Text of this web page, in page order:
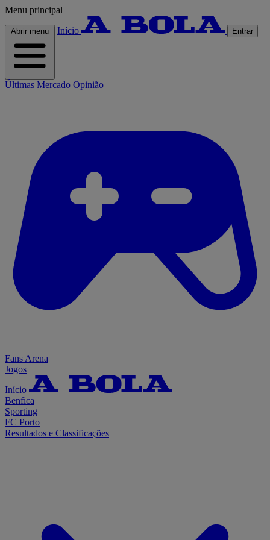
Menu principal
Abrir menu Início Entrar
Últimas Mercado Opinião
Fans Arena
Jogos
Início
Benfica
Sporting
FC Porto
Resultados e Classificações